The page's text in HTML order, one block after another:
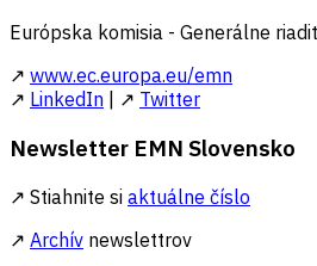
Európska komisia - Generálne
↗ www.ec.europa.eu/emn
↗ LinkedIn | ↗ Twitter
Newsletter EMN Slovensko
↗ Stiahnite si aktuálne číslo
↗ Archív newslettrov